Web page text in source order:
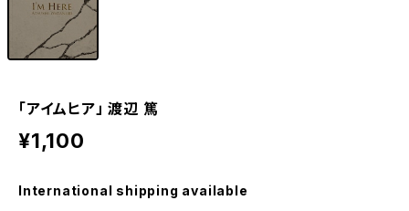
「アイムヒア」 渡辺 篤
¥1,100
International shipping available